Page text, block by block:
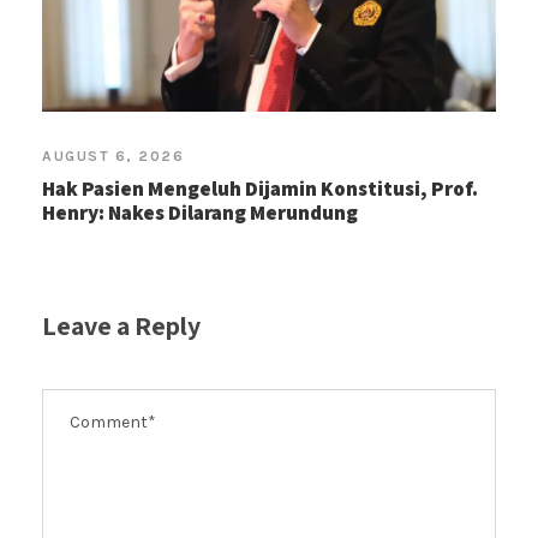
AUGUST 6, 2026
Hak Pasien Mengeluh Dijamin Konstitusi, Prof.
Henry: Nakes Dilarang Merundung
Leave a Reply